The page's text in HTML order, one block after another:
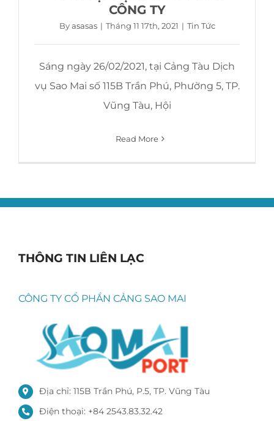
CÔNG TY
Byasasas | Tháng 11 17th, 2021 | Tin Tức
Sáng ngày 26/02/2021, tại Cảng Tàu Dịch
vụ Sao Mai số 115B Trần Phú, Phường 5, TP.
Vũng Tàu, Hội
Read More
THÔNG TIN LIÊN LẠC
CÔNG TY CỔ PHẦN CẢNG SAO MAI
Địa chỉ: 115B Trần Phú, P.5, TP. Vũng Tàu
Điện thoại: +84 2543.83.32.42